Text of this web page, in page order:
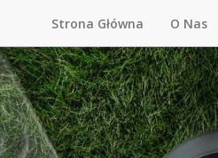
Strona Główna O Nas